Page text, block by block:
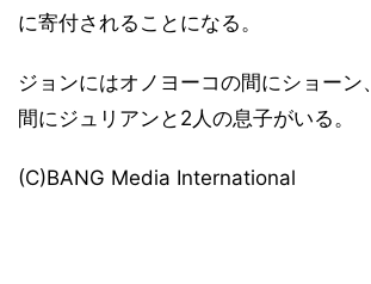
に寄付されることになる。
ジョンにはオノヨーコの間にショーン
間にジュリアンと2人の息子がいる。
(C)BANG Media International